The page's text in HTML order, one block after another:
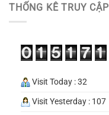
THỐNG KÊ TRUY CẬP
Visit Today : 32
Visit Yesterday : 107